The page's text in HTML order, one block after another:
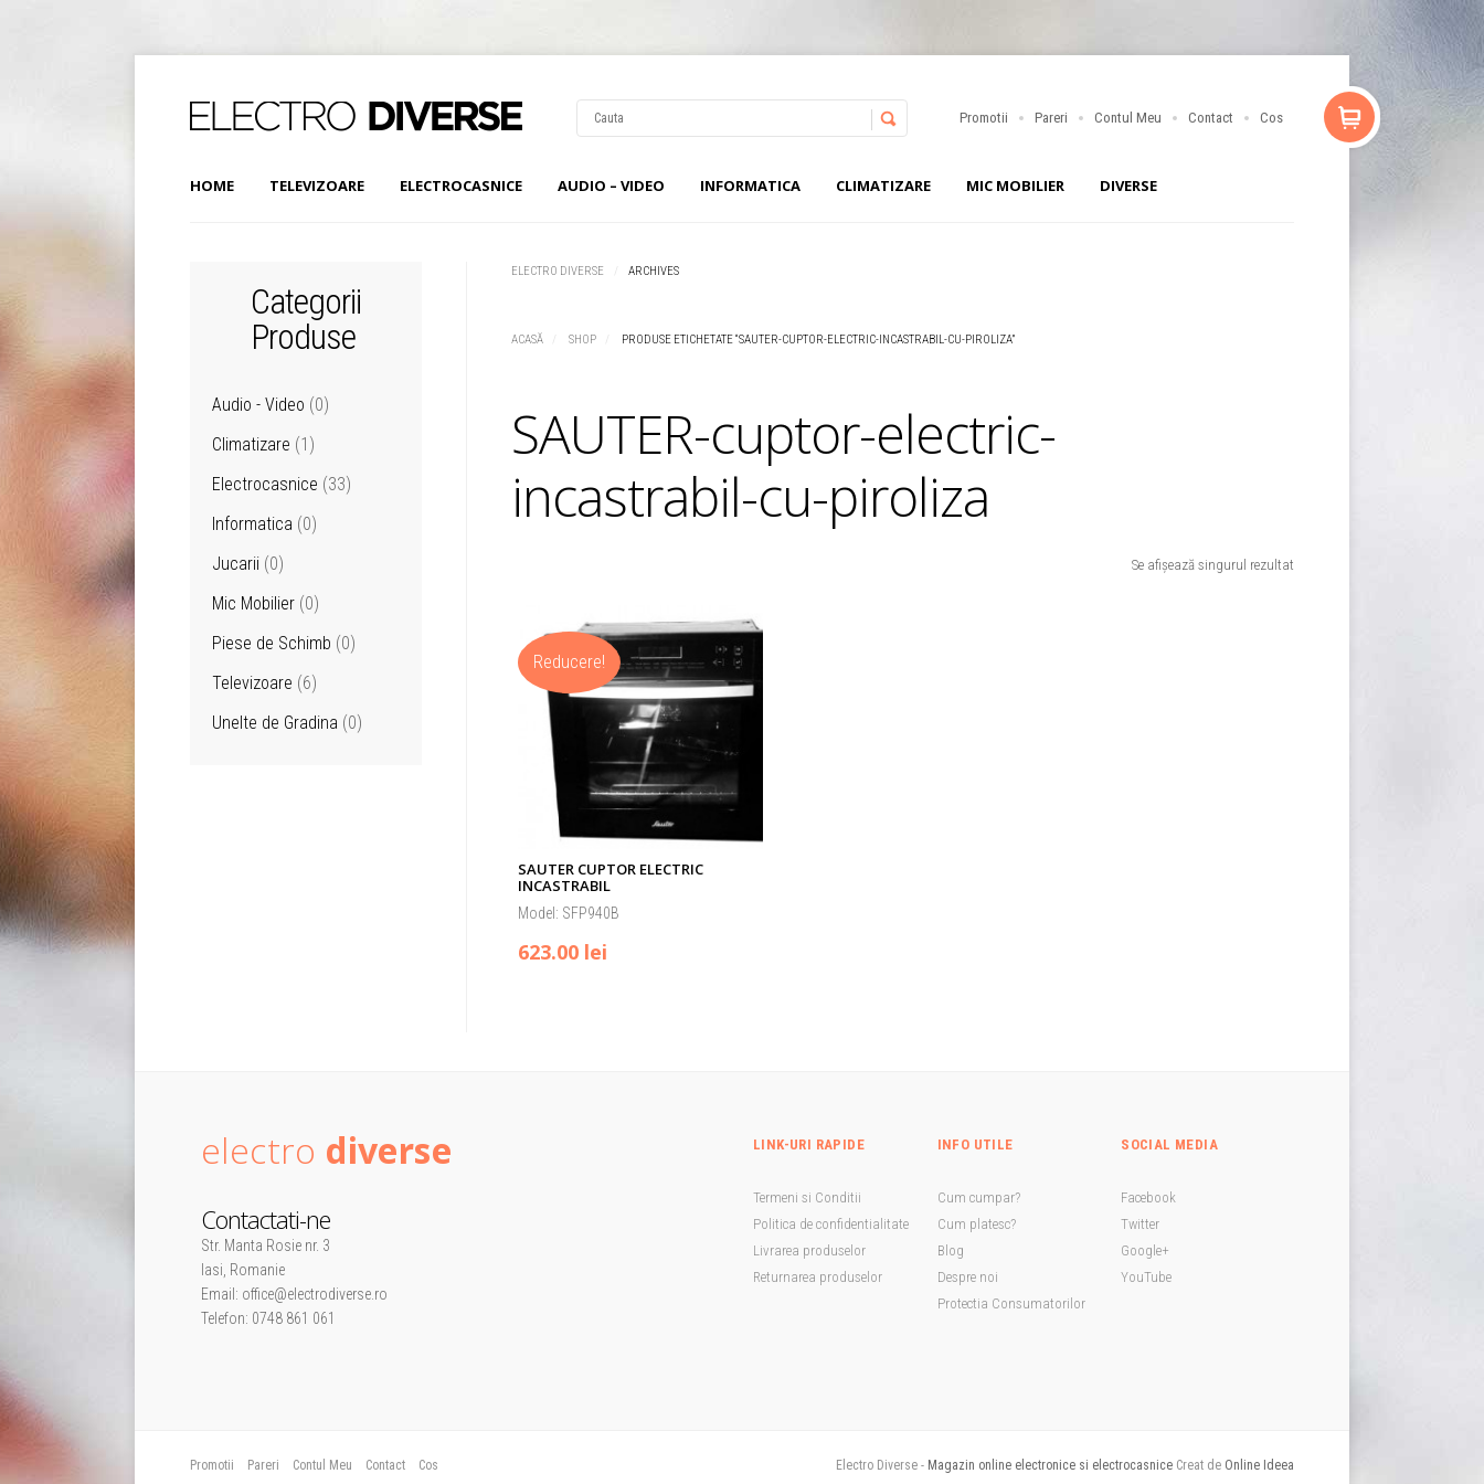
Promotii Pareri Contul Meu Contact Cos
HOME TELEVIZOARE ELECTROCASNICE AUDIO – VIDEO INFORMATICA CLIMATIZARE MIC MOBILIER DIVERSE
ELECTRO DIVERSE ARCHIVES
ACASĂ SHOP PRODUSE ETICHETATE “SAUTER-CUPTOR-ELECTRIC-INCASTRABIL-CU-PIROLIZA”
SAUTER-cuptor-electric-
incastrabil-cu-piroliza
Se afișează singurul rezultat
Reducere!
SAUTER CUPTOR ELECTRIC
INCASTRABIL
Model: SFP940B
623.00 lei
Categorii
Produse
Audio - Video (0)
Climatizare (1)
Electrocasnice (33)
Informatica (0)
Jucarii (0)
Mic Mobilier (0)
Piese de Schimb (0)
Televizoare (6)
Unelte de Gradina (0)
electro diverse
Contactati-ne
Str. Manta Rosie nr. 3
Iasi, Romanie
Email: office@electrodiverse.ro
Telefon: 0748 861 061
LINK-URI RAPIDE
Termeni si Conditii
Politica de confidentialitate
Livrarea produselor
Returnarea produselor
INFO UTILE
Cum cumpar?
Cum platesc?
Blog
Despre noi
Protectia Consumatorilor
SOCIAL MEDIA
Facebook
Twitter
Google+
YouTube
Promotii Pareri Contul Meu Contact Cos Electro Diverse - Magazin online electronice si electrocasnice Creat de Online Ideea